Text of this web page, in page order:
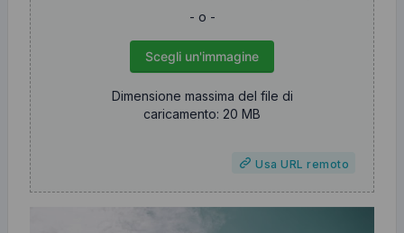
- o -
Scegli un'immagine
Dimensione massima del file di
caricamento: 20 MB
Usa URL remoto